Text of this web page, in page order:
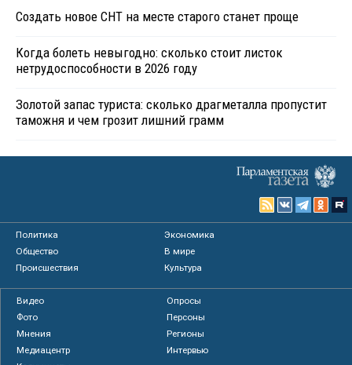
Создать новое СНТ на месте старого станет проще
Когда болеть невыгодно: сколько стоит листок
нетрудоспособности в 2026 году
Золотой запас туриста: сколько драгметалла пропустит
таможня и чем грозит лишний грамм
Политика
Экономика
Общество
В мире
Происшествия
Культура
Видео
Опросы
Фото
Персоны
Мнения
Регионы
Медиацентр
Интервью